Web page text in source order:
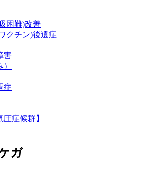
困難)改善
クチン)後遺症
害
症
症候群】
ガ